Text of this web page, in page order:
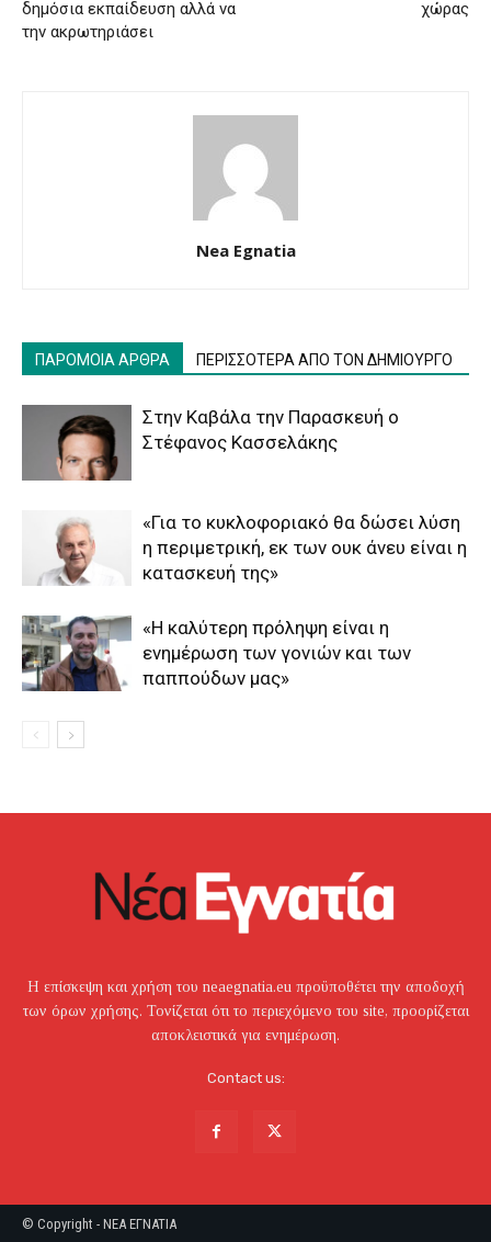
δημόσια εκπαίδευση αλλά να
την ακρωτηριάσει
χώρας
Nea Egnatia
ΠΑΡΟΜΟΙΑ ΑΡΘΡΑ ΠΕΡΙΣΣΟΤΕΡΑ ΑΠΟ ΤΟΝ ΔΗΜΙΟΥΡΓΟ
Στην Καβάλα την Παρασκευή ο
Στέφανος Κασσελάκης
«Για το κυκλοφοριακό θα δώσει λύση
η περιμετρική, εκ των ουκ άνευ είναι η
κατασκευή της»
«Η καλύτερη πρόληψη είναι η
ενημέρωση των γονιών και των
παππούδων μας»
Η επίσκεψη και χρήση του neaegnatia.eu προϋποθέτει την αποδοχή
των όρων χρήσης. Τονίζεται ότι το περιεχόμενο του site, προορίζεται
αποκλειστικά για ενημέρωση.
Contact us:
© Copyright - NEA EΓNATIA